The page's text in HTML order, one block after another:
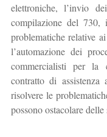
elettroniche, l’invio
compilazione del
problematiche relative
l’automazione dei
commercialisti per
contratto di
risolvere le
possono ostacolare